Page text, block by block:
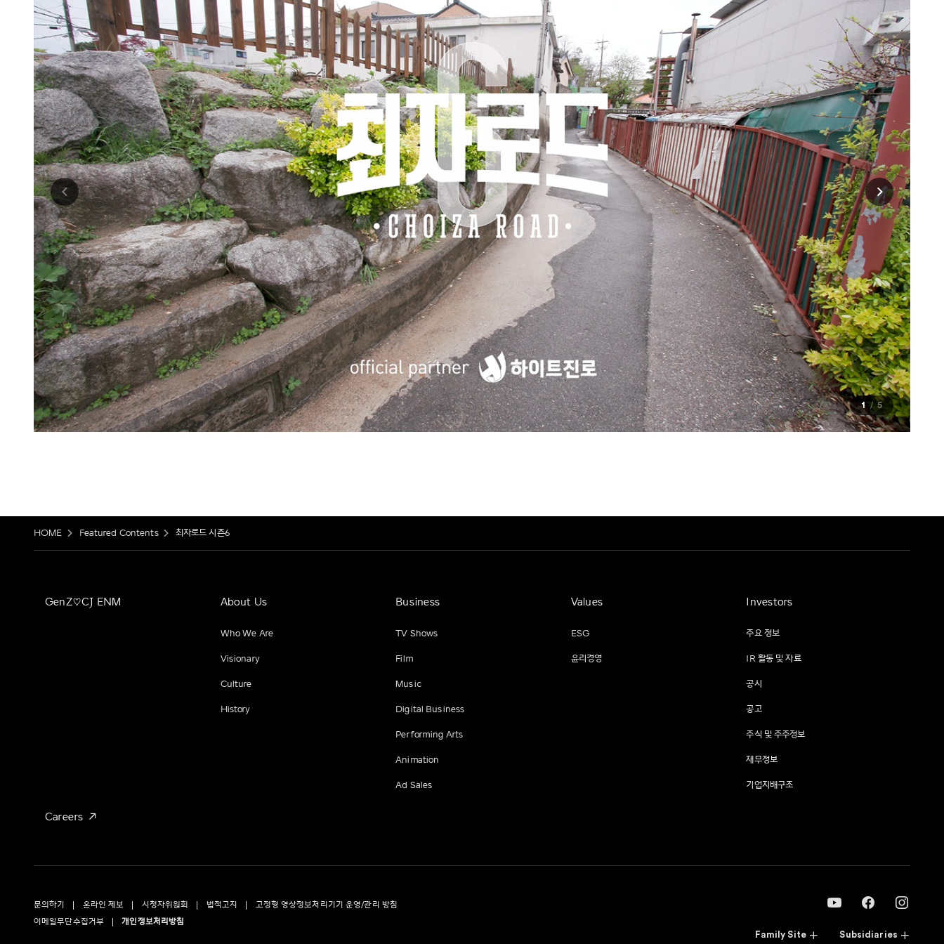
1 5
HOME Featured Contents 최자로드 시즌6
GenZ♡CJ ENM About Us
Who We Are
Visionary
Culture
History
Business
TV Shows
Film
Music
Digital Business
Performing Arts
Animation
Ad Sales
Values
ESG
윤리경영
Investors
주요 정보
IR 활동 및 자료
공시
공고
주식 및 주주정보
재무정보
기업지배구조
Careers
문의하기 온라인 제보 시청자위원회 법적고지
고정형 영상정보처리기기 운영/관리 방침
이메일무단수집거부
개인정보처리방침
Family Site Subsidiaries